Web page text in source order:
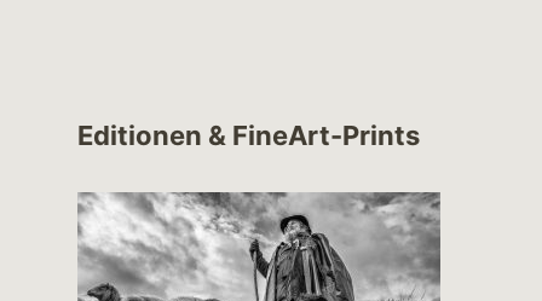
Editionen & FineArt-Prints